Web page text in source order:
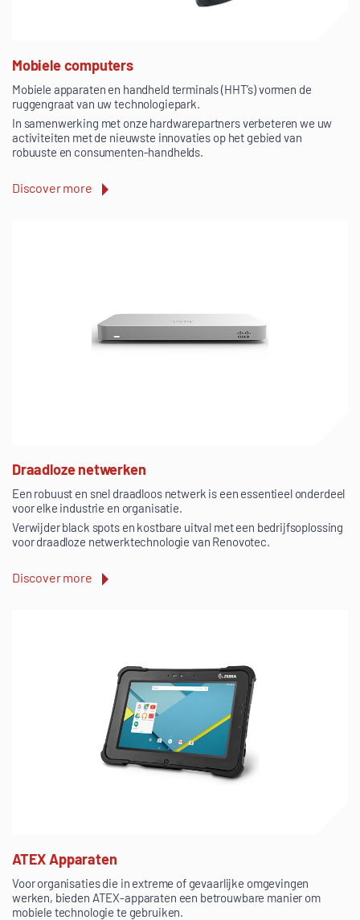
Mobiele computers
Mobiele apparaten en handheld terminals (HHT’s) vormen de
ruggengraat van uw technologiepark.
In samenwerking met onze hardwarepartners verbeteren we uw
activiteiten met de nieuwste innovaties op het gebied van
robuuste en consumenten-handhelds.
Discover more
Draadloze netwerken
Een robuust en snel draadloos netwerk is een essentieel onderdeel
voor elke industrie en organisatie.
Verwijder black spots en kostbare uitval met een bedrijfsoplossing
voor draadloze netwerktechnologie van Renovotec.
Discover more
ATEX Apparaten
Voor organisaties die in extreme of gevaarlijke omgevingen
werken, bieden ATEX-apparaten een betrouwbare manier om
mobiele technologie te gebruiken.